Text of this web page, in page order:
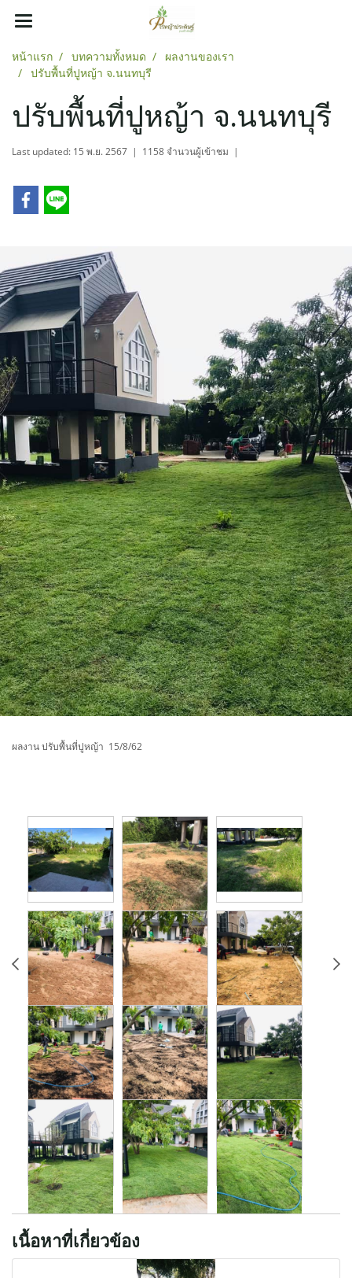
หน้าแรก บทความทั้งหมด
ผลงานของเรา
ปรับพื้นที่ปูหญ้า จ.นนทบุรี
ปรับพื้นที่ปูหญ้า จ.นนทบุรี
Last updated: 15 พ.ย. 2567 | 1158 จำนวนผู้เข้าชม |
ผลงาน ปรับพื้นที่ปูหญ้า 15/8/62
เนื้อหาที่เกี่ยวข้อง